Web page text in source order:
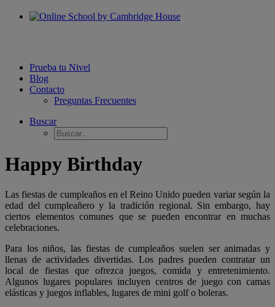
Prueba tu Nivel
Blog
Contacto
Preguntas Frecuentes
Buscar
Happy Birthday
Las fiestas de cumpleaños en el Reino Unido pueden variar según la
edad del cumpleañero y la tradición regional. Sin embargo, hay
ciertos elementos comunes que se pueden encontrar en muchas
celebraciones.
Para los niños, las fiestas de cumpleaños suelen ser animadas y
llenas de actividades divertidas. Los padres pueden contratar un
local de fiestas que ofrezca juegos, comida y entretenimiento.
Algunos lugares populares incluyen centros de juego con camas
elásticas y juegos inflables, lugares de mini golf o boleras.